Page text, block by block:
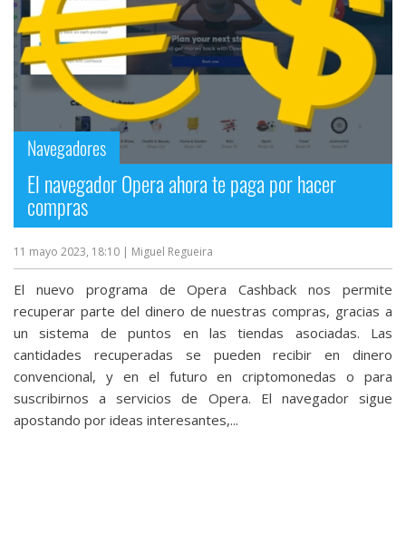
Navegadores
El navegador Opera ahora te paga por hacer
compras
11 mayo 2023, 18:10 | Miguel Regueira
El nuevo programa de Opera Cashback nos permite
recuperar parte del dinero de nuestras compras, gracias a
un sistema de puntos en las tiendas asociadas. Las
cantidades recuperadas se pueden recibir en dinero
convencional, y en el futuro en criptomonedas o para
suscribirnos a servicios de Opera. El navegador sigue
apostando por ideas interesantes,...